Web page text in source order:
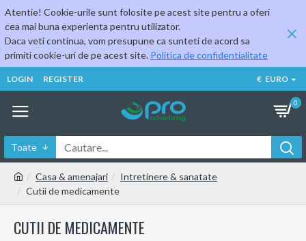
Atentie! Cookie-urile sunt folosite pe acest site pentru a oferi
cea mai buna experienta pentru utilizator.
Daca veti continua, vom presupune ca sunteti de acord sa
primiti cookie-uri de pe acest site. Politica de confidentialitate
LOGIN REGISTER € EURO
0
Toate
Casa & amenajari
Intretinere & sanatate
Cutii de medicamente
CUTII DE MEDICAMENTE